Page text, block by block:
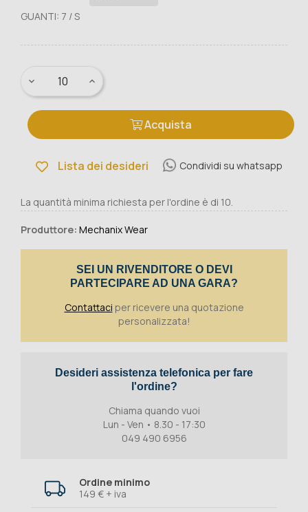
GUANTI: 7 / S
Acquista
Lista dei desideri Condividi su whatsapp
La quantità minima richiesta per l'ordine è di 10.
Produttore: Mechanix Wear
SEI UN RIVENDITORE O DEVI
PARTECIPARE AD UNA GARA?
Contattaci per ricevere una quotazione
personalizzata!
Desideri assistenza telefonica per fare
l'ordine?
Chiama quando vuoi
Lun - Ven • 8.30 - 17:30
049 490 6956
Ordine minimo
149 € + iva